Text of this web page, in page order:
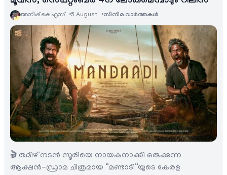
അനീഷ്‌ കെ എസ് 5 August സിനിമ വാര്‍ത്തകള്‍
🎬 തമിഴ് നടൻ സൂരിയെ നായകനാക്കി ഒരുക്കുന്ന
ആക്ഷൻ-ഡ്രാമ ചിത്രമായ “മണ്ടാടി“യുടെ കേരള